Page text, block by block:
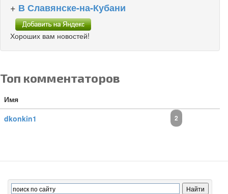
+ В Славянске-на-Кубани
Хороших вам новостей!
Топ комментаторов
Имя
dkonkin1
2